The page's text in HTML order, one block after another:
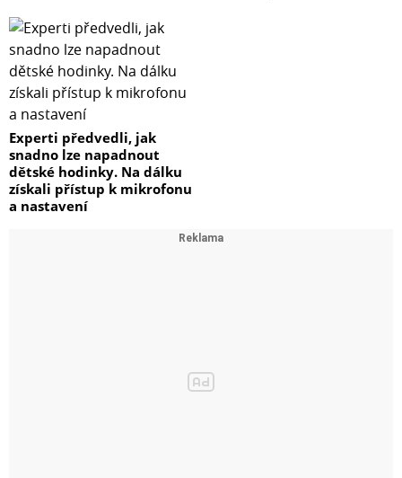
Experti předvedli, jak
snadno lze napadnout
dětské hodinky. Na dálku
získali přístup k mikrofonu
a nastavení